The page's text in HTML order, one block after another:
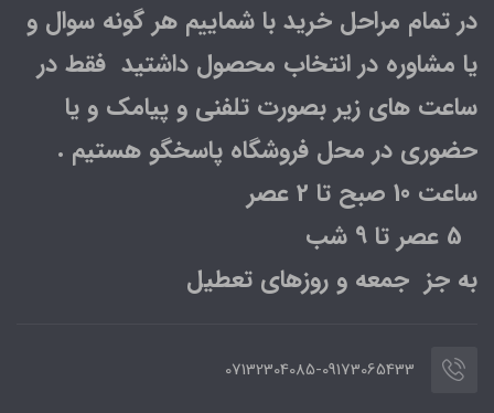
در تمام مراحل خرید با شماییم هر گونه سوال و
یا مشاوره در انتخاب محصول داشتید فقط در
ساعت های زیر بصورت تلفنی و پیامک و یا
حضوری در محل فروشگاه پاسخگو هستیم .
ساعت 10 صبح تا 2 عصر
به جز جمعه و روزهای تعطیل
07132304085-09173065433